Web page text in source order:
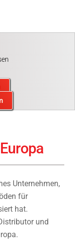
Unternehmen,
für
hat.
und